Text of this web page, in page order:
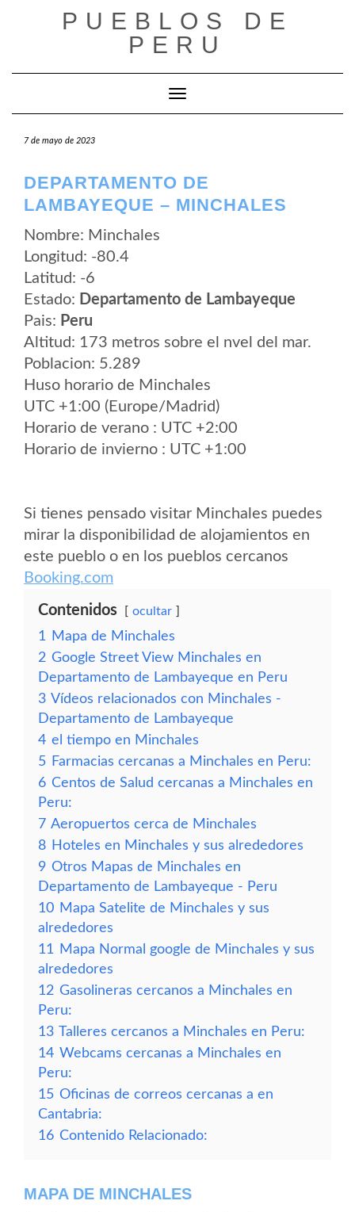
PUEBLOS DE
PERU
Cambiar modo de navegación
7 de mayo de 2023
DEPARTAMENTO DE
LAMBAYEQUE – MINCHALES
Nombre: Minchales
Longitud: -80.4
Latitud: -6
Estado: Departamento de Lambayeque
Pais: Peru
Altitud: 173 metros sobre el nvel del mar.
Poblacion: 5.289
Huso horario de Minchales
UTC +1:00 (Europe/Madrid)
Horario de verano : UTC +2:00
Horario de invierno : UTC +1:00
Si tienes pensado visitar Minchales puedes
mirar la disponibilidad de alojamientos en
este pueblo o en los pueblos cercanos
Booking.com
Contenidos ocultar
1
Mapa de Minchales
2 Google Street View Minchales en
Departamento de Lambayeque en Peru
3 Vídeos relacionados con Minchales -
Departamento de Lambayeque
4 el tiempo en Minchales
5 Farmacias cercanas a Minchales en Peru:
6 Centos de Salud cercanas a Minchales en
Peru:
7 Aeropuertos cerca de Minchales
8 Hoteles en Minchales y sus alrededores
9 Otros Mapas de Minchales en
Departamento de Lambayeque - Peru
10 Mapa Satelite de Minchales y sus
alrededores
11
Mapa Normal google de Minchales y sus
alrededores
12 Gasolineras cercanos a Minchales en
Peru:
13 Talleres cercanos a Minchales en Peru:
14 Webcams cercanas a Minchales en
Peru:
15 Oficinas de correos cercanas a en
Cantabria:
16 Contenido Relacionado:
MAPA DE MINCHALES